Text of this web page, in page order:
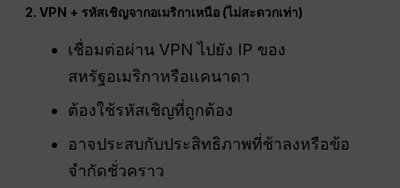
2. VPN + รหัสเชิญจากอเมริกาเหนือ (ไม่สะดวกเท่า)
เชื่อมต่อผ่าน VPN ไปยัง IP ของ
สหรัฐอเมริกาหรือแคนาดา
ต้องใช้รหัสเชิญที่ถูกต้อง
อาจประสบกับประสิทธิภาพที่ช้าลงหรือข้อ
จำกัดชั่วคราว